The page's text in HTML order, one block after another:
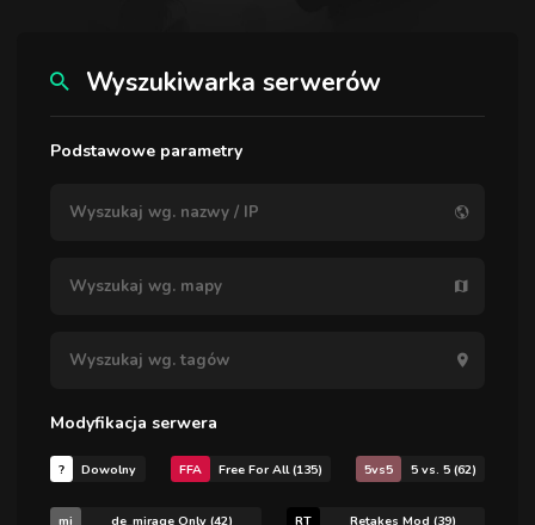
Wyszukiwarka serwerów
Podstawowe parametry
Modyfikacja serwera
? Dowolny FFA Free For All (135) 5vs5 5 vs. 5 (62)
mi de_mirage Only (42) RT Retakes Mod (39)